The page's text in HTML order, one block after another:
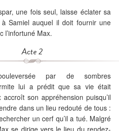
une fois seul, laisse éclater sa
Samiel auquel il doit fournir une
l’infortuné Max.
Acte 2
par de sombres
lui a prédit que sa vie était
son appréhension puisqu’il
dans un lieu redouté de tous :
un cerf qu’il a tué. Malgré